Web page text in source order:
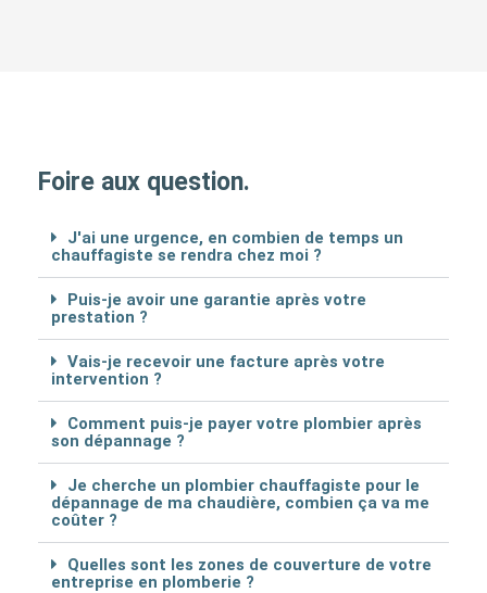
Foire aux question.
J'ai une urgence, en combien de temps un
chauffagiste se rendra chez moi ?
Puis-je avoir une garantie après votre
prestation ?
Vais-je recevoir une facture après votre
intervention ?
Comment puis-je payer votre plombier après
son dépannage ?
Je cherche un plombier chauffagiste pour le
dépannage de ma chaudière, combien ça va me
coûter ?
Quelles sont les zones de couverture de votre
entreprise en plomberie ?